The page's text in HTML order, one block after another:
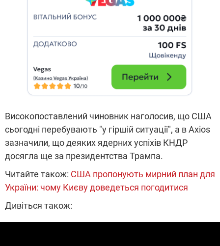
Високопоставлений чиновник наголосив, що США
сьогодні перебувають "у гіршій ситуації", а в Axios
зазначили, що деяких ядерних успіхів КНДР
досягла ще за президентства Трампа.
Читайте також: США пропонують мирний план для
України: чому Києву доведеться погодитися
Дивіться також: